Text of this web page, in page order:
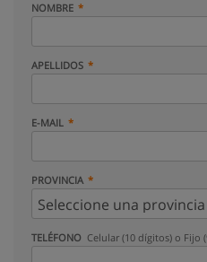
NOMBRE
APELLIDOS
E-MAIL
PROVINCIA
TELÉFONO Celular (10 dígitos) o Fijo